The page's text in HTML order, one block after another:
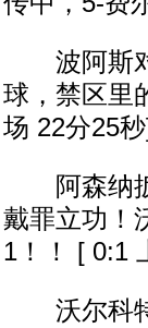
波阿斯对
球，禁区里
场 22分25
阿森纳扳
戴罪立功！
1！！ [ 0:1
沃尔科特